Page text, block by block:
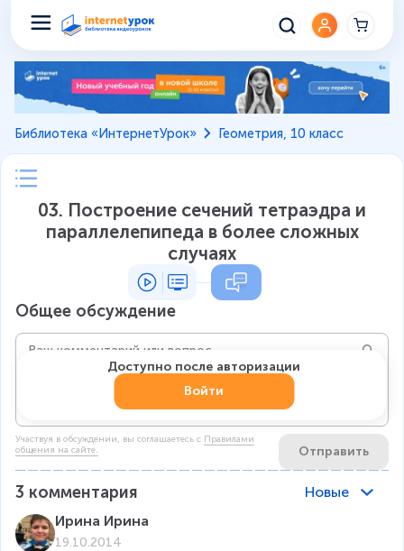
Библиотека «ИнтернетУрок» Геометрия, 10 класс
03. Построение сечений тетраэдра и
параллелепипеда в более сложных
случаях
Общее обсуждение
Участвуя в обсуждении, вы соглашаетесь c Правилами
общения на сайте.
Отправить
Доступно после авторизации
Войти
3 комментария
Новые
Ирина Ирина
19.10.2014